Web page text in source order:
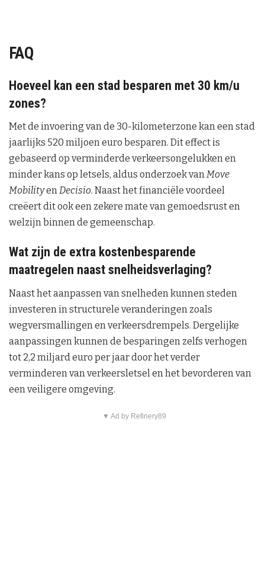
FAQ
Hoeveel kan een stad besparen met 30 km/u
zones?
Met de invoering van de 30-kilometerzone kan een stad
jaarlijks 520 miljoen euro besparen. Dit effect is
gebaseerd op verminderde verkeersongelukken en
minder kans op letsels, aldus onderzoek vanMove
MobilityenDecisio. Naast het financiële voordeel
creëert dit ook een zekere mate van gemoedsrust en
welzijn binnen de gemeenschap.
Wat zijn de extra kostenbesparende
maatregelen naast snelheidsverlaging?
Naast het aanpassen van snelheden kunnen steden
investeren in structurele veranderingen zoals
wegversmallingen en verkeersdrempels. Dergelijke
aanpassingen kunnen de besparingen zelfs verhogen
tot 2,2 miljard euro per jaar door het verder
verminderen van verkeersletsel en het bevorderen van
een veiligere omgeving.
▼ Ad by Refinery89